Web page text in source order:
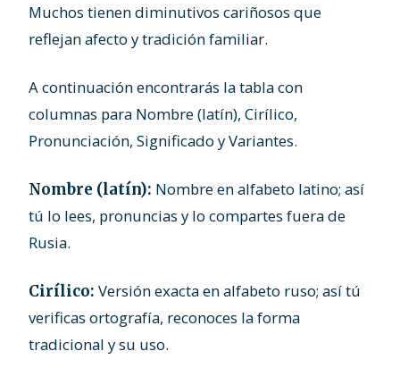
Muchos tienen diminutivos cariñosos que
reflejan afecto y tradición familiar.
A continuación encontrarás la tabla con
columnas para Nombre (latín), Cirílico,
Pronunciación, Significado y Variantes.
Nombre (latín): Nombre en alfabeto latino; así
tú lo lees, pronuncias y lo compartes fuera de
Rusia.
Cirílico: Versión exacta en alfabeto ruso; así tú
verificas ortografía, reconoces la forma
tradicional y su uso.